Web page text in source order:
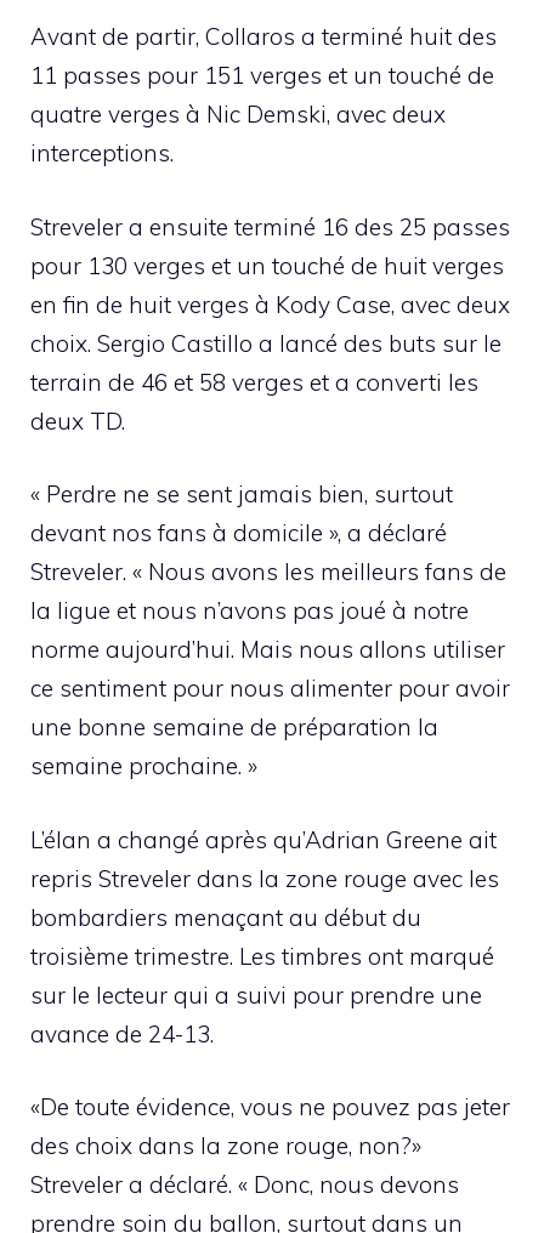
Avant de partir, Collaros a terminé huit des
11 passes pour 151 verges et un touché de
quatre verges à Nic Demski, avec deux
interceptions.
Streveler a ensuite terminé 16 des 25 passes
pour 130 verges et un touché de huit verges
en fin de huit verges à Kody Case, avec deux
choix. Sergio Castillo a lancé des buts sur le
terrain de 46 et 58 verges et a converti les
deux TD.
« Perdre ne se sent jamais bien, surtout
devant nos fans à domicile », a déclaré
Streveler. « Nous avons les meilleurs fans de
la ligue et nous n’avons pas joué à notre
norme aujourd’hui. Mais nous allons utiliser
ce sentiment pour nous alimenter pour avoir
une bonne semaine de préparation la
semaine prochaine. »
L’élan a changé après qu’Adrian Greene ait
repris Streveler dans la zone rouge avec les
bombardiers menaçant au début du
troisième trimestre. Les timbres ont marqué
sur le lecteur qui a suivi pour prendre une
avance de 24-13.
«De toute évidence, vous ne pouvez pas jeter
des choix dans la zone rouge, non?»
Streveler a déclaré. « Donc, nous devons
prendre soin du ballon, surtout dans un